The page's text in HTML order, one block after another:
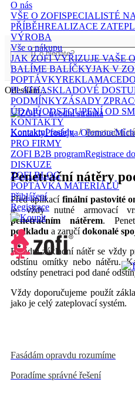
Odesílání...
O nás
VŠE O ZOFISPECIALISTÉ
PŘÍBĚHREALIZACE
VÝROBA
Vše o nákupu
JAK ZOFI VYŘIZUJE VAŠE
BALÍME BALÍČKYJAK V
POPTÁVKYREKLAMACE
PLATBASKLADOVÉ
PODMÍNKYZÁSADY
ÚDAJŮODSTOUPENÍ OD
KONTAKTY
KontaktyProdejna Olomouc
PRO FIRMY
ZOFI B2B programRegistrace
DISKUZE
ZOFI BLOG
POPTÁVKA MATERIÁLŮ
Přihlášení
Registrace
Kontaktní fasády/Penetrační
Penetrační nátěry
Před aplikací finální pastovité
je vždy nutné armovací
penetračním nátěrem.
podkladu a zaručídokonalé
Fasádní základní nátěr se vždy
odstínu omítky nebo nátěru.
odstíny penetraci pod dané
Vždy doporučujeme použít
jako je celý zateplovací systém.
Fasádám opravdu rozumíme
Poradíme správné řešení